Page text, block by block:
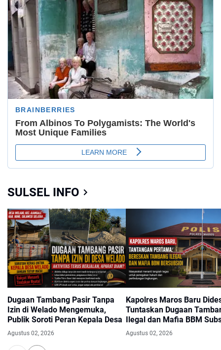
SULSEL INFO
Dugaan Tambang Pasir Tanpa
Izin di Welado Mengemuka,
Publik Soroti Peran Kepala Desa
Agustus 02, 2026
Kapolres Maros Baru
Tuntaskan Dugaan
Ilegal dan Mafia BBM
Agustus 02, 2026